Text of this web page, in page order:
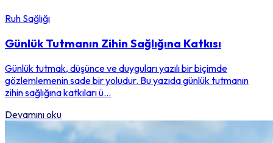
Ruh Sağlığı
Günlük Tutmanın Zihin Sağlığına Katkısı
Günlük tutmak, düşünce ve duyguları yazılı bir biçimde
gözlemlemenin sade bir yoludur. Bu yazıda günlük tutmanın
zihin sağlığına katkıları ü...
Devamını oku